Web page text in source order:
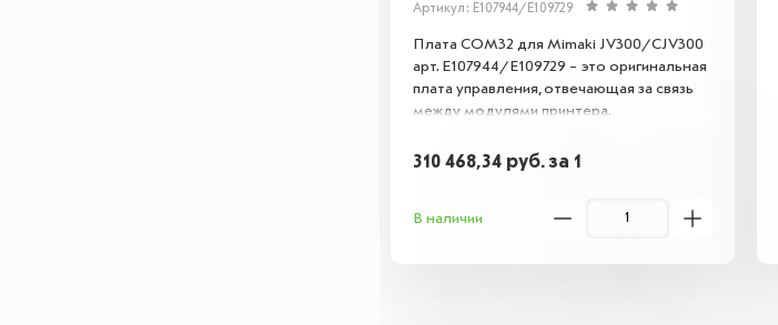
Артикул: E107944/E109729
Плата COM32 для Mimaki JV300/CJV300
арт. E107944/E109729 – это оригинальная
плата управления, отвечающая за связь
между модулями принтера.
данных, предотвращает сбои в работе и
310 468,34 руб.за 1
В наличии